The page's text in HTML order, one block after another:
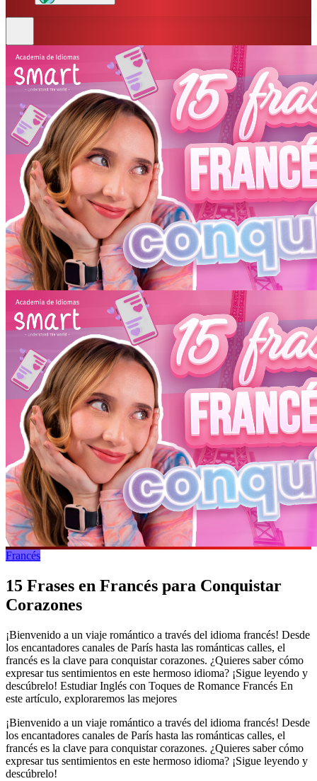
Francés
15 Frases en Francés para Conquistar
Corazones
¡Bienvenido a un viaje romántico a través del idioma francés! Desde
los encantadores canales de París hasta las románticas calles, el
francés es la clave para conquistar corazones. ¿Quieres saber cómo
expresar tus sentimientos en este hermoso idioma? ¡Sigue leyendo y
descúbrelo! Estudiar Inglés con Toques de Romance Francés En
este artículo, exploraremos las mejores
¡Bienvenido a un viaje romántico a través del idioma francés! Desde
los encantadores canales de París hasta las románticas calles, el
francés es la clave para conquistar corazones. ¿Quieres saber cómo
expresar tus sentimientos en este hermoso idioma? ¡Sigue leyendo y
descúbrelo!